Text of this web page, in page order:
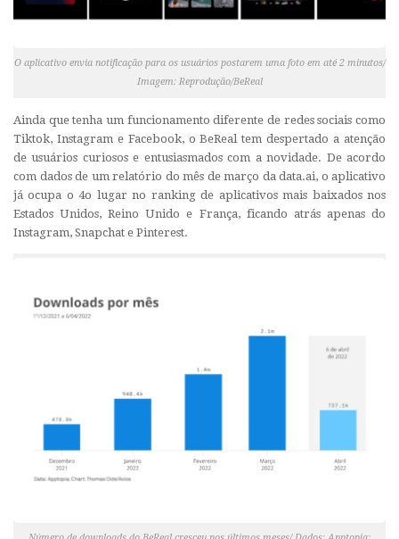
O aplicativo envia notificação para os usuários postarem uma foto em até 2 minutos/
Imagem: Reprodução/BeReal
Ainda que tenha um funcionamento diferente de redes sociais como
Tiktok, Instagram e Facebook, o BeReal tem despertado a atenção
de usuários curiosos e entusiasmados com a novidade. De acordo
com dados de um relatório do mês de março da data.ai, o aplicativo
já ocupa o 4o lugar no ranking de aplicativos mais baixados nos
Estados Unidos, Reino Unido e França, ficando atrás apenas do
Instagram, Snapchat e Pinterest.